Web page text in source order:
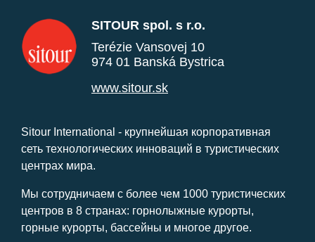
SITOUR spol. s r.o.
Terézie Vansovej 10
974 01 Banská Bystrica
www.sitour.sk
Sitour International - крупнейшая корпоративная
сеть технологических инноваций в туристических
центрах мира.
Мы сотрудничаем с более чем 1000 туристических
центров в 8 странах: горнолыжные курорты,
горные курорты, бассейны и многое другое.